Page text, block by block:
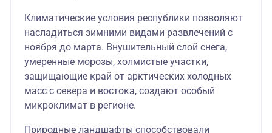
Климатические условия республики позволяют
насладиться зимними видами развлечений с
ноября до марта. Внушительный слой снега,
умеренные морозы, холмистые участки,
защищающие край от арктических холодных
масс с севера и востока, создают особый
микроклимат в регионе.
Природные ландшафты способствовали